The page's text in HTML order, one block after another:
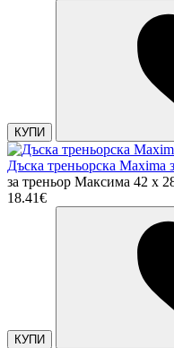
КУПИ
Дъска треньорска Maxima
за треньор Максима 42 x
18.41€
КУПИ